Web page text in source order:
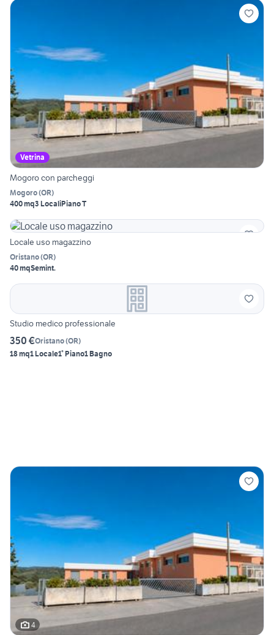
Vetrina
Mogoro con parcheggi
Mogoro(OR)
400 mq3 LocaliPiano T
Locale uso magazzino
Oristano(OR)
40 mqSemint.
Studio medico professionale
350 €Oristano(OR)
18 mq1 Locale1° Piano1 Bagno
4